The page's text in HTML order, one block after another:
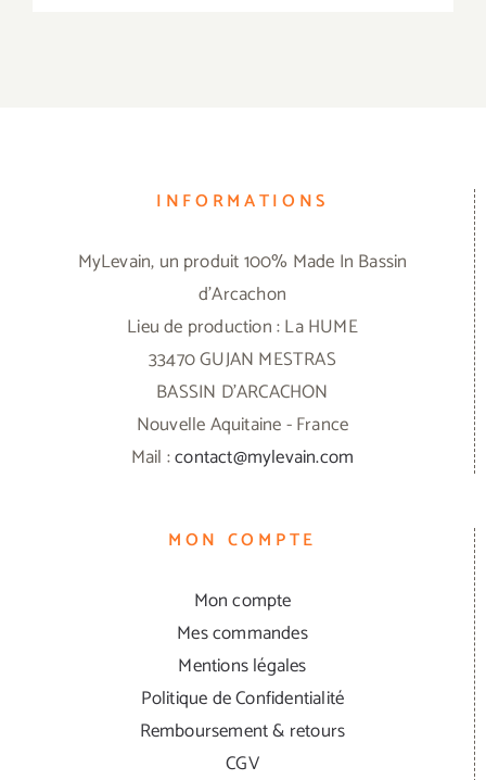
INFORMATIONS
MyLevain, un produit 100% Made In Bassin
d'Arcachon
Lieu de production : La HUME
33470 GUJAN MESTRAS
BASSIN D'ARCACHON
Nouvelle Aquitaine - France
Mail :contact@mylevain.com
MON COMPTE
Mon compte
Mes commandes
Mentions légales
Politique de Confidentialité
Remboursement & retours
CGV